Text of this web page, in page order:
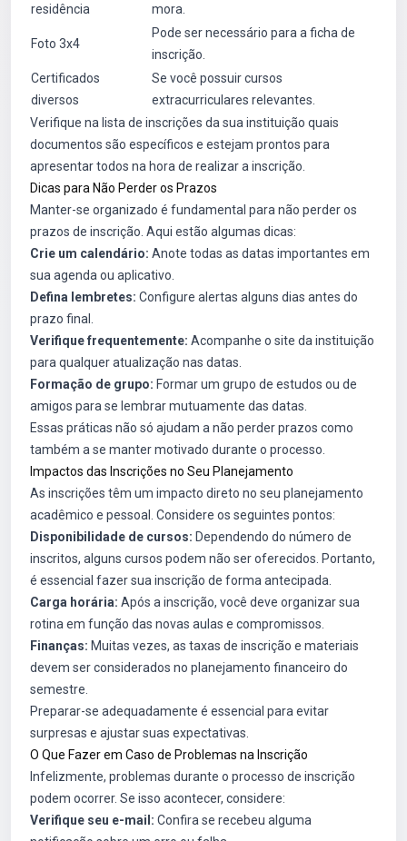
residência
mora.
Foto 3x4
Pode ser necessário para a ficha de
inscrição.
Certificados
diversos
Se você possuir cursos
extracurriculares relevantes.
Verifique na lista de inscrições da sua instituição quais
documentos são específicos e estejam prontos para
apresentar todos na hora de realizar a inscrição.
Dicas para Não Perder os Prazos
Manter-se organizado é fundamental para não perder os
prazos de inscrição. Aqui estão algumas dicas:
Crie um calendário: Anote todas as datas importantes em
sua agenda ou aplicativo.
Defina lembretes: Configure alertas alguns dias antes do
prazo final.
Verifique frequentemente: Acompanhe o site da instituição
para qualquer atualização nas datas.
Formação de grupo: Formar um grupo de estudos ou de
amigos para se lembrar mutuamente das datas.
Essas práticas não só ajudam a não perder prazos como
também a se manter motivado durante o processo.
Impactos das Inscrições no Seu Planejamento
As inscrições têm um impacto direto no seu planejamento
acadêmico e pessoal. Considere os seguintes pontos:
Disponibilidade de cursos: Dependendo do número de
inscritos, alguns cursos podem não ser oferecidos. Portanto,
é essencial fazer sua inscrição de forma antecipada.
Carga horária: Após a inscrição, você deve organizar sua
rotina em função das novas aulas e compromissos.
Finanças: Muitas vezes, as taxas de inscrição e materiais
devem ser considerados no planejamento financeiro do
semestre.
Preparar-se adequadamente é essencial para evitar
surpresas e ajustar suas expectativas.
O Que Fazer em Caso de Problemas na Inscrição
Infelizmente, problemas durante o processo de inscrição
podem ocorrer. Se isso acontecer, considere:
Verifique seu e-mail: Confira se recebeu alguma